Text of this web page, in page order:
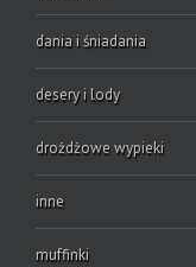
dania i śniadania
desery i lody
drożdżowe wypieki
inne
muffinki